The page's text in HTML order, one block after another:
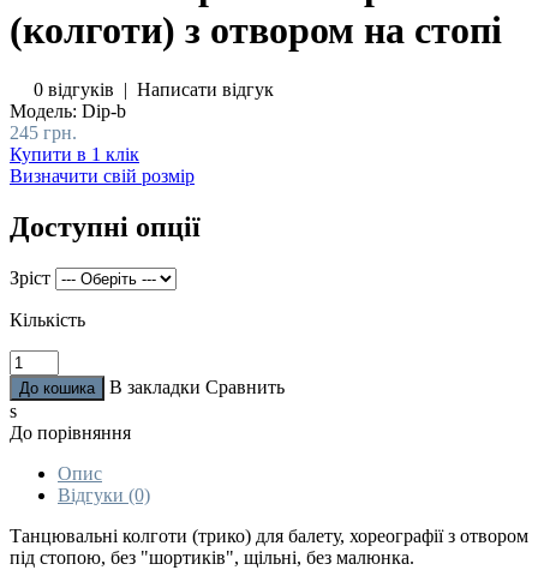
(колготи) з отвором на стопі
0 відгуків | Написати відгук
Модель: Dip-b
245 грн.
Купити в 1 клік
Визначити свій розмір
Доступні опції
Зріст
Кількість
В закладки Сравнить
s
До порівняння
Опис
Відгуки (0)
Танцювальні колготи (трико) для балету, хореографії з отвором
під стопою, без "шортиків", щільні, без малюнка.